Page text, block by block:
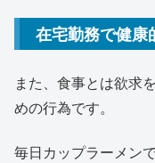
在宅勤務で健康
また、食事とは欲求
めの行為です。
毎日カップラーメン